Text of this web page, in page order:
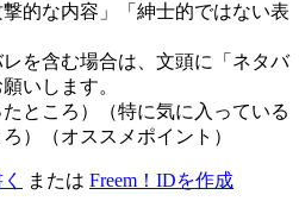
的な内容」「紳士的ではない表
を含む場合は、文頭に「ネタバ
いします。
ところ）（特に気に入っている
）（オススメポイント）
または Freem！IDを作成